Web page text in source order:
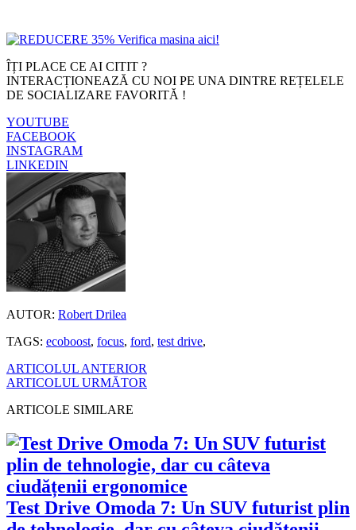
ÎȚI PLACE CE AI CITIT ?
INTERACȚIONEAZĂ CU NOI PE UNA DINTRE REȚELELE
DE SOCIALIZARE FAVORITĂ !
YOUTUBE
FACEBOOK
INSTAGRAM
LINKEDIN
AUTOR: Robert Drilea
TAGS: ecoboost, focus, ford, test drive,
ARTICOLUL ANTERIOR
ARTICOLUL URMĂTOR
ARTICOLE SIMILARE
Test Drive Omoda 7: Un SUV futurist plin